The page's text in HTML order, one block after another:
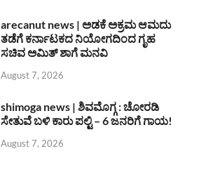
arecanut news | ಅಡಕೆ ಅಕ್ರಮ ಆಮದು
ತಡೆಗೆ ಕರ್ನಾಟಕದ ನಿಯೋಗದಿಂದ ಗೃಹ
ಸಚಿವ ಅಮಿತ್ ಶಾಗೆ ಮನವಿ
August 7, 2026
shimoga news | ಶಿವಮೊಗ್ಗ : ಚೋರಡಿ
ಸೇತುವೆ ಬಳಿ ಕಾರು ಪಲ್ಟಿ – 6 ಜನರಿಗೆ ಗಾಯ!
August 7, 2026